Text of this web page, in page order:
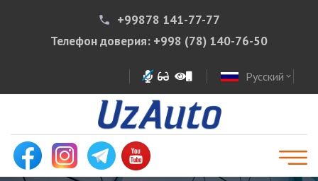
phone
+99878 141-77-77
Телефон доверия: +998 (78) 140-76-50
Русский expand_more